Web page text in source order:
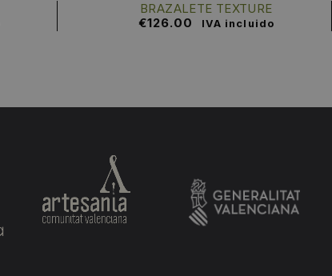
BRAZALETE TEXTURE
€126.00 IVA incluido